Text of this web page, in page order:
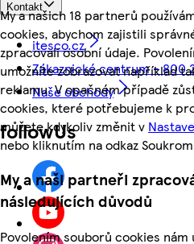
My a našich 18 partnerů
cookies, abychom zajistili
zpracovali osobní údaje.
umožníte zobrazovat například
reklamu. V opačném případě
cookies, které potřebujeme k
můžete kdykoliv změnit v
nebo kliknutím na odkaz
My a naši partneři
následujících důvodů
Povolením souborů cookies
Kontakt
itesco.cz
Zákaznické centrum - 800
Naše obchody
followUs